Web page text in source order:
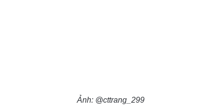
Ảnh: @cttrang_299